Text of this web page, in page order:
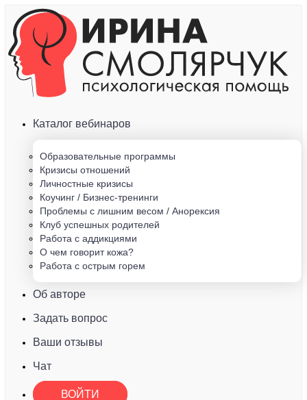
Каталог вебинаров
Образовательные программы
Кризисы отношений
Личностные кризисы
Коучинг / Бизнес-тренинги
Проблемы с лишним весом / Анорексия
Клуб успешных родителей
Работа с аддикциями
О чем говорит кожа?
Работа с острым горем
Об авторе
Задать вопрос
Ваши отзывы
Чат
ВОЙТИ